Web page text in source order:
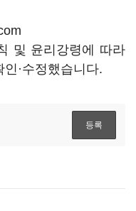
및 윤리강령에 따라
·수정했습니다.